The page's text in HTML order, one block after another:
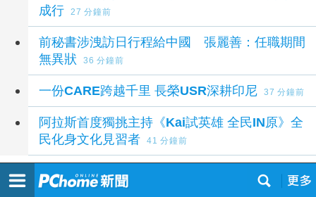
成行
27 分鐘前
前秘書涉洩訪日行程給中國 張麗善：任職期間
無異狀
36 分鐘前
一份CARE跨越千里 長榮USR深耕印尼 37 分鐘前
阿拉斯首度獨挑主持《Kai試英雄 全民IN原》全
民化身文化見習者
41 分鐘前